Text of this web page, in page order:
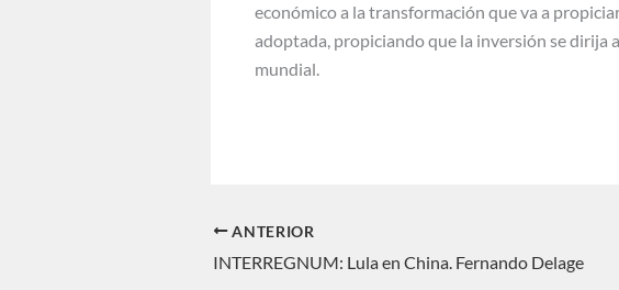
económico a la transformación que va a
adoptada, propiciando que la inversión se dirija
mundial.
ANTERIOR
INTERREGNUM: Lula en China. Fernando Delage